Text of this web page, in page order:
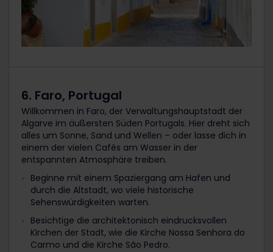
6. Faro, Portugal
Willkommen in Faro, der Verwaltungshauptstadt der
Algarve im äußersten Süden Portugals. Hier dreht sich
alles um Sonne, Sand und Wellen – oder lasse dich in
einem der vielen Cafés am Wasser in der
entspannten Atmosphäre treiben.
Beginne mit einem Spaziergang am Hafen und
durch die Altstadt, wo viele historische
Sehenswürdigkeiten warten.
Besichtige die architektonisch eindrucksvollen
Kirchen der Stadt, wie die Kirche Nossa Senhora do
Carmo und die Kirche São Pedro.